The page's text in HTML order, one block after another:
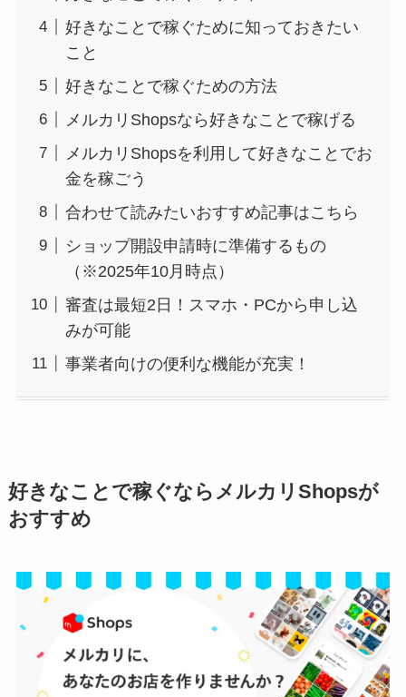
好きなことで稼ぐために知っておきたい
こと
好きなことで稼ぐための方法
メルカリShopsなら好きなことで稼げる
メルカリShopsを利用して好きなことでお
金を稼ごう
合わせて読みたいおすすめ記事はこちら
ショップ開設申請時に準備するもの
（※2025年10月時点）
審査は最短2日！スマホ・PCから申し込
みが可能
事業者向けの便利な機能が充実！
好きなことで稼ぐならメルカリShopsが
おすすめ